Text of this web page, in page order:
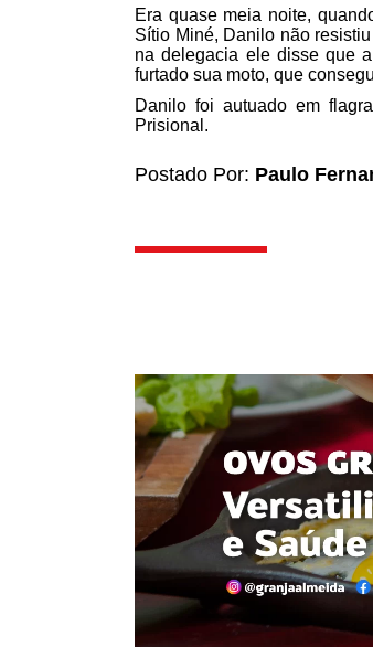
Era quase meia noite,
Sítio Miné, Danilo não
na delegacia ele disse que
furtado sua moto, que
Danilo foi autuado em
Prisional.
Postado Por: Paulo